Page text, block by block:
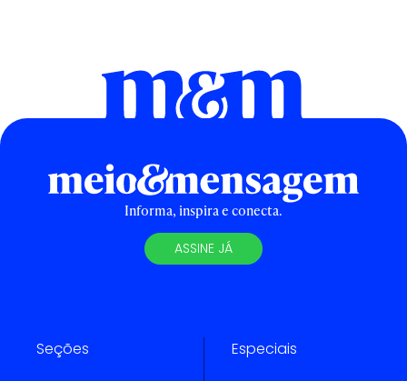
Informa, inspira e conecta.
ASSINE JÁ
Seções Especiais